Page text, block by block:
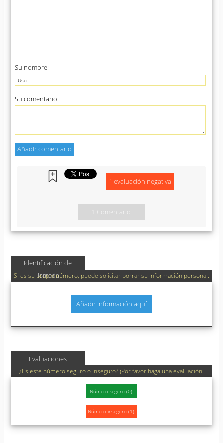
Su nombre:
Su comentario:
1 evaluación negativa
1 Comentario
Identificación de
llamada
Si es su propio número, puede solicitar borrar su información personal.
Añadir información aquí
Evaluaciones
¿Es este número seguro o inseguro? ¡Por favor haga una evaluación!